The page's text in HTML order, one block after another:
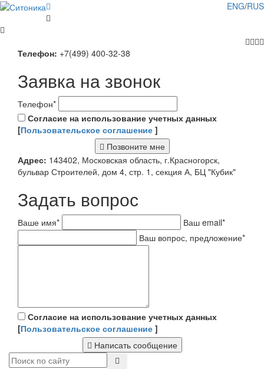
ENG/RUS
Телефон: +7(499) 400-32-38
Заявка на звонок
Телефон*
Согласие на использование учетных данных
[Пользовательское соглашение ]
Позвоните мне
Адрес: 143402, Московская область, г.Красногорск,
бульвар Строителей, дом 4, стр. 1, секция А, БЦ "Кубик"
Задать вопрос
Ваше имя* Ваш email*
Ваш вопрос, предложение*
Согласие на использование учетных данных
[Пользовательское соглашение ]
Написать сообщение